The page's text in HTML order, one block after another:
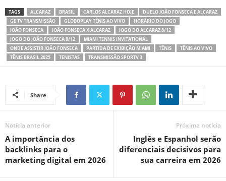
TAGS ALCARAZ BRASIL CARLOS ALCARAZ HOJE
DUELO JOÃO FONSECA E ALCARAZ
GE TV TRANSMISSÃO
GLOBOPLAY TÊNIS AO VIVO
HORÁRIO DO JOGO
JOÃO FONSECA
JOÃO FONSECA X ALCARAZ
JOGO DO ALCARAZ 8/12
JOGO DO JOÃO FONSECA 8/12
MIAMI TENNIS INVITATIONAL
ONDE ASSISTIR JOÃO FONSECA
PARTIDA DE EXIBIÇÃO MIAMI TÊNIS
TÊNIS AO VIVO
TÊNIS BRASIL 2025
TENISTAS TRANSMISSÃO SPORTV 3
Share
Notícia anterior
A importância dos
backlinks para o
marketing digital em 2026
Próxima notícia
Inglês e Espanhol serão
diferenciais decisivos para
sua carreira em 2026